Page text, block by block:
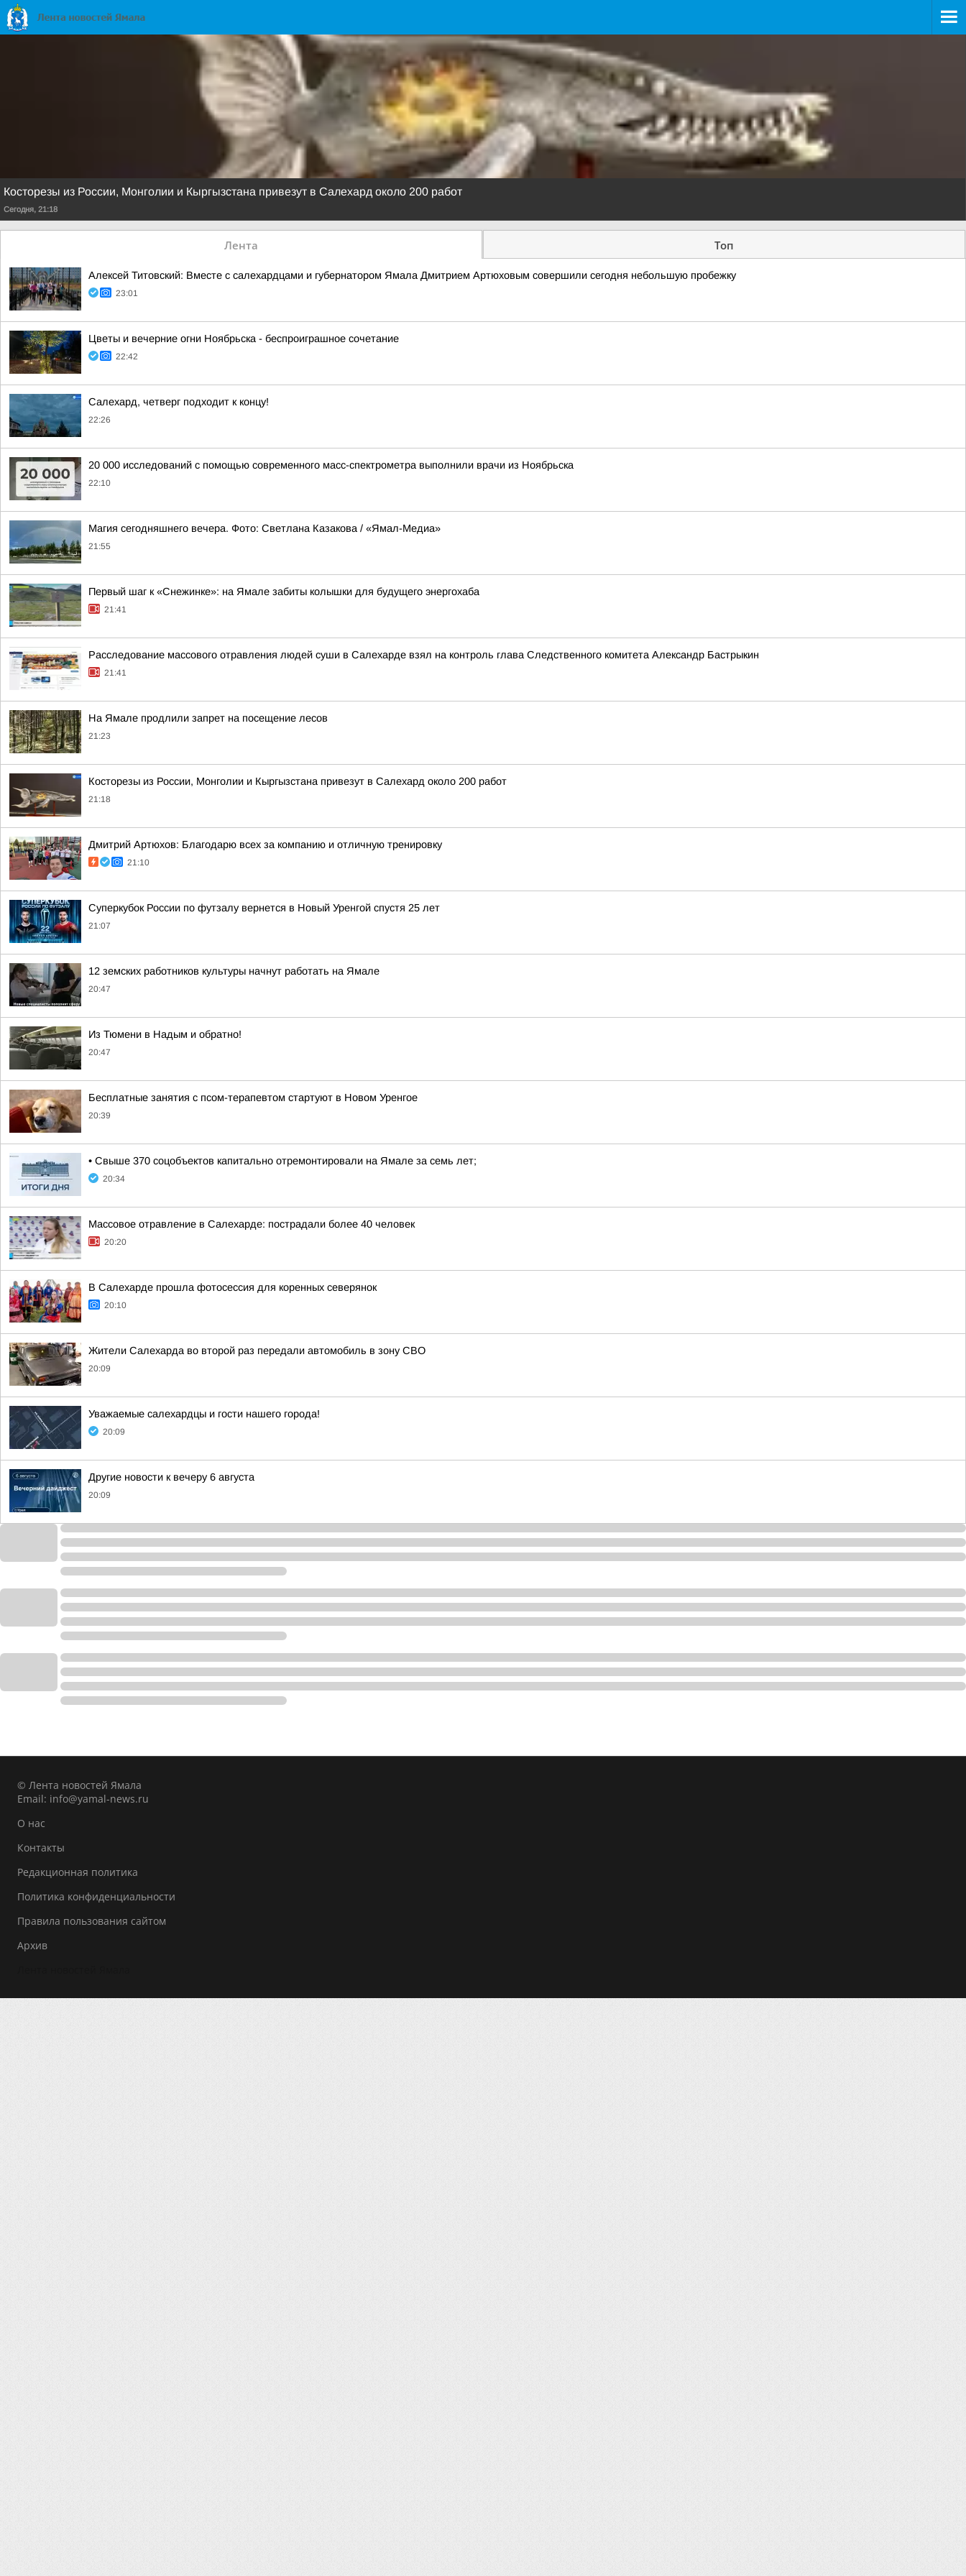
Косторезы из России, Монголии и Кыргызстана привезут в Салехард около 200 работ
Сегодня, 21:18
Лента Топ
Алексей Титовский: Вместе с салехардцами и губернатором Ямала Дмитрием Артюховым совершили сегодня небольшую пробежку
23:01
Цветы и вечерние огни Ноябрьска - беспроиграшное сочетание
22:42
Салехард, четверг подходит к концу!
22:26
20 000 исследований с помощью современного масс-спектрометра выполнили врачи из Ноябрьска
22:10
Магия сегодняшнего вечера. Фото: Светлана Казакова / «Ямал-Медиа»
21:55
Первый шаг к «Снежинке»: на Ямале забиты колышки для будущего энергохаба
21:41
Расследование массового отравления людей суши в Салехарде взял на контроль глава Следственного комитета Александр Бастрыкин
21:41
На Ямале продлили запрет на посещение лесов
21:23
Косторезы из России, Монголии и Кыргызстана привезут в Салехард около 200 работ
21:18
Дмитрий Артюхов: Благодарю всех за компанию и отличную тренировку
21:10
Суперкубок России по футзалу вернется в Новый Уренгой спустя 25 лет
21:07
12 земских работников культуры начнут работать на Ямале
20:47
Из Тюмени в Надым и обратно!
20:47
Бесплатные занятия с псом-терапевтом стартуют в Новом Уренгое
20:39
• Свыше 370 соцобъектов капитально отремонтировали на Ямале за семь лет;
20:34
Массовое отравление в Салехарде: пострадали более 40 человек
20:20
В Салехарде прошла фотосессия для коренных северянок
20:10
Жители Салехарда во второй раз передали автомобиль в зону СВО
20:09
Уважаемые салехардцы и гости нашего города!
20:09
Другие новости к вечеру 6 августа
20:09
© Лента новостей Ямала
Email: info@yamal-news.ru
О нас
Контакты
Редакционная политика
Политика конфиденциальности
Правила пользования сайтом
Архив